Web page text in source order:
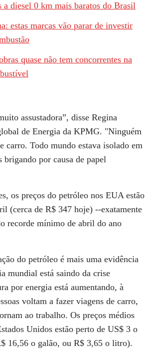
a diesel 0 km mais baratos do Brasil
estas marcas vão parar de investir
quase não tem concorrentes na
assustadora”, disse Regina
de Energia da KPMG. "Ninguém
carro. Todo mundo estava isolado em
brigando por causa de papel
os preços do petróleo nos EUA estão
(cerca de R$ 347 hoje) --exatamente
recorde mínimo de abril do ano
do petróleo é mais uma evidência
mundial está saindo da crise
por energia está aumentando, à
voltam a fazer viagens de carro,
ao trabalho. Os preços médios
Unidos estão perto de US$ 3 o
16,56 o galão, ou R$ 3,65 o litro).